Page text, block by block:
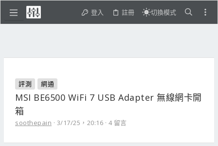
登入 註冊 切換模式
評測 網通
MSI BE6500 WiFi 7 USB Adapter 無線網卡開
箱
soothepain 3/17/25，20:16 4 留言